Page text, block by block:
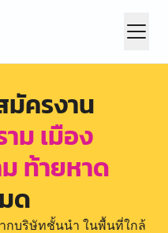
มัครงาน
ม เมือง
ท้ายหาด
ด
กบริษัทชั้นนำ ในพื้นที่ใกล้